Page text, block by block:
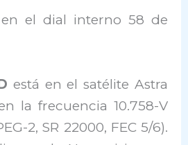
el dial interno 58 de
está en el satélite Astra
la frecuencia 10.758-V
2, SR 22000, FEC 5/6).